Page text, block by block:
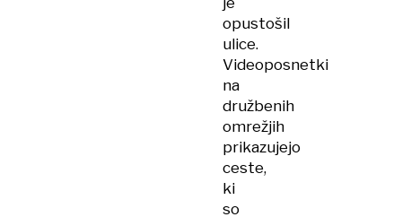
opustošil
ulice.
Videoposnetki
na
družbenih
omrežjih
prikazujejo
ceste,
ki
so